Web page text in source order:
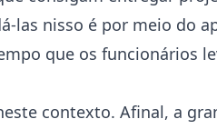
las nisso é por meio do
que os funcionários
contexto. Afinal, a